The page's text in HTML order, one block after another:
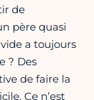
de
père quasi
a toujours
? Des
de faire la
Ce n’est